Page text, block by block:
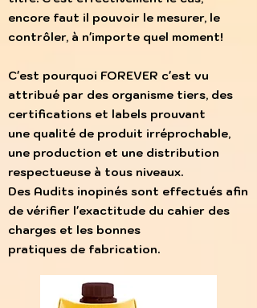
encore faut il pouvoir le mesurer, le
contrôler, à n'importe quel moment!
C'est pourquoi FOREVER c'est vu
attribué par des organisme tiers, des
certifications et labels prouvant
une qualité de produit irréprochable,
une production et une distribution
respectueuse à tous niveaux.
Des Audits inopinés sont effectués afin
de vérifier l'exactitude du cahier des
charges et les bonnes
pratiques de fabrication.